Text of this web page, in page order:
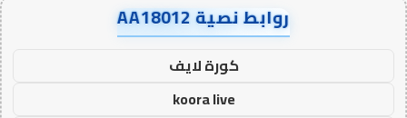
روابط نصية AA18012
كورة لايف
koora live